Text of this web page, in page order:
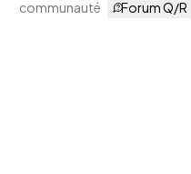
communauté
Forum Q/R